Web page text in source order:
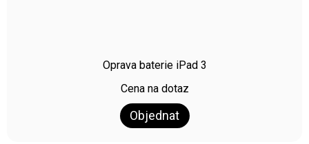
Oprava baterie iPad 3
Cena na dotaz
Objednat